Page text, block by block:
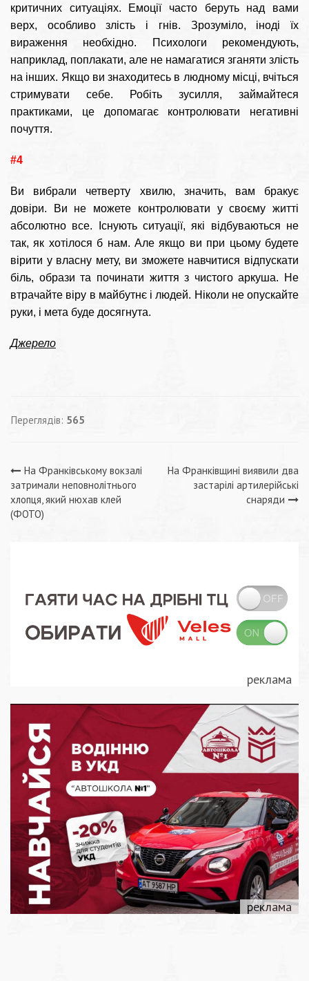
критичних ситуаціях. Емоції часто беруть над вами
верх, особливо злість і гнів. Зрозуміло, іноді їх
вираження необхідно. Психологи рекомендують,
наприклад, поплакати, але не намагатися зганяти злість
на інших. Якщо ви знаходитесь в людному місці, вчіться
стримувати себе. Робіть зусилля, займайтеся
практиками, це допомагає контролювати негативні
почуття.
#4
Ви вибрали четверту хвилю, значить, вам бракує
довіри. Ви не можете контролювати у своєму житті
абсолютно все. Існують ситуації, які відбуваються не
так, як хотілося б нам. Але якщо ви при цьому будете
вірити у власну мету, ви зможете навчитися відпускати
біль, образи та починати життя з чистого аркуша. Не
втрачайте віру в майбутнє і людей. Ніколи не опускайте
руки, і мета буде досягнута.
Джерело
Переглядів: 565
Навігація
записів
На Франківському вокзалі
затримали неповнолітнього
хлопця, який нюхав клей
(ФОТО)
На Франківщині виявили два
застарілі артилерійські
снаряди